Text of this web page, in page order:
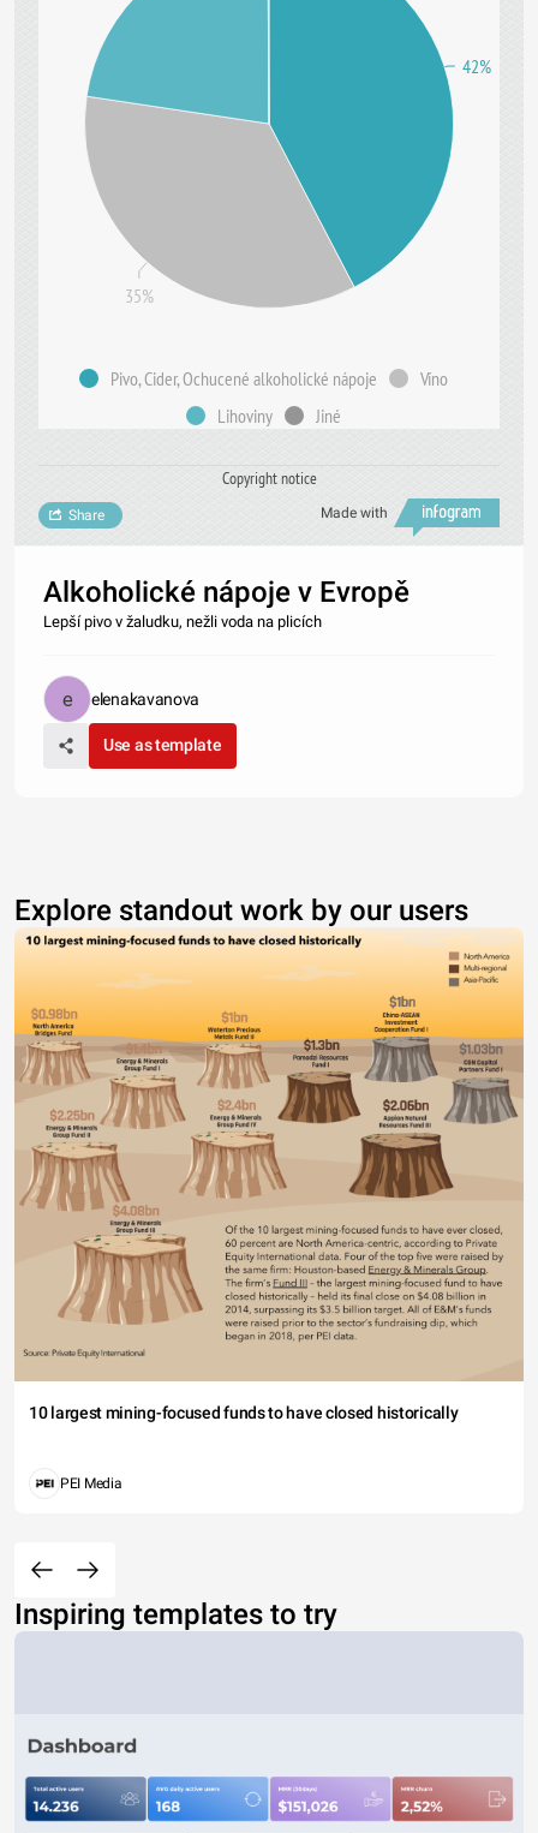
Pivo, Cider, Ochucené alkoholické nápoje
Víno
Lihoviny
Jiné
42%
35%
Copyright notice
Made with
Share
Alkoholické nápoje v Evropě
Lepší pivo v žaludku, nežli voda na plicích
elenakavanova
Use as template
Explore standout work by our users
10 largest mining-focused funds to have closed historically
PEI Media
Inspiring templates to try